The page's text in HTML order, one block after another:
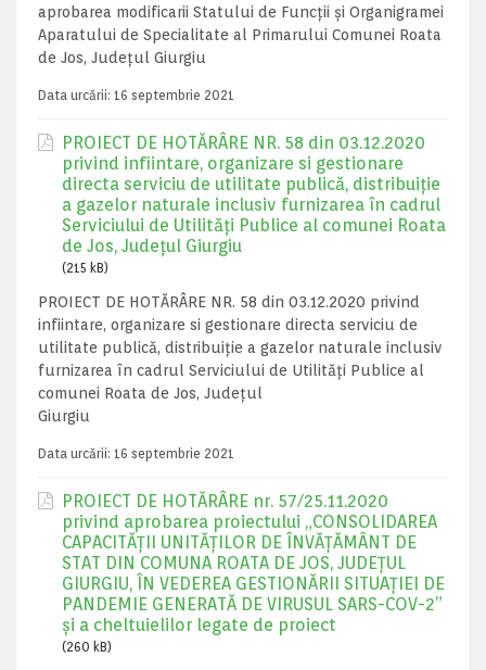
aprobarea modificarii Statului de Funcții și Organigramei
Aparatului de Specialitate al Primarului Comunei Roata
de Jos, Județul Giurgiu
Data urcării: 16 septembrie 2021
PROIECT DE HOTĂRÂRE NR. 58 din 03.12.2020
privind infiintare, organizare si gestionare
directa serviciu de utilitate publică, distribuiție
a gazelor naturale inclusiv furnizarea în cadrul
Serviciului de Utilități Publice al comunei Roata
de Jos, Județul Giurgiu
(215 kB)
PROIECT DE HOTĂRÂRE NR. 58 din 03.12.2020 privind
infiintare, organizare si gestionare directa serviciu de
utilitate publică, distribuiție a gazelor naturale inclusiv
furnizarea în cadrul Serviciului de Utilități Publice al
comunei Roata de Jos, Județul
Giurgiu
Data urcării: 16 septembrie 2021
PROIECT DE HOTĂRÂRE nr. 57/25.11.2020
privind aprobarea proiectului „CONSOLIDAREA
CAPACITĂŢII UNITĂȚILOR DE ÎNVĂȚĂMÂNT DE
STAT DIN COMUNA ROATA DE JOS, JUDEȚUL
GIURGIU, ÎN VEDEREA GESTIONĂRII SITUAȚIEI DE
PANDEMIE GENERATĂ DE VIRUSUL SARS-COV-2”
și a cheltuielilor legate de proiect
(260 kB)